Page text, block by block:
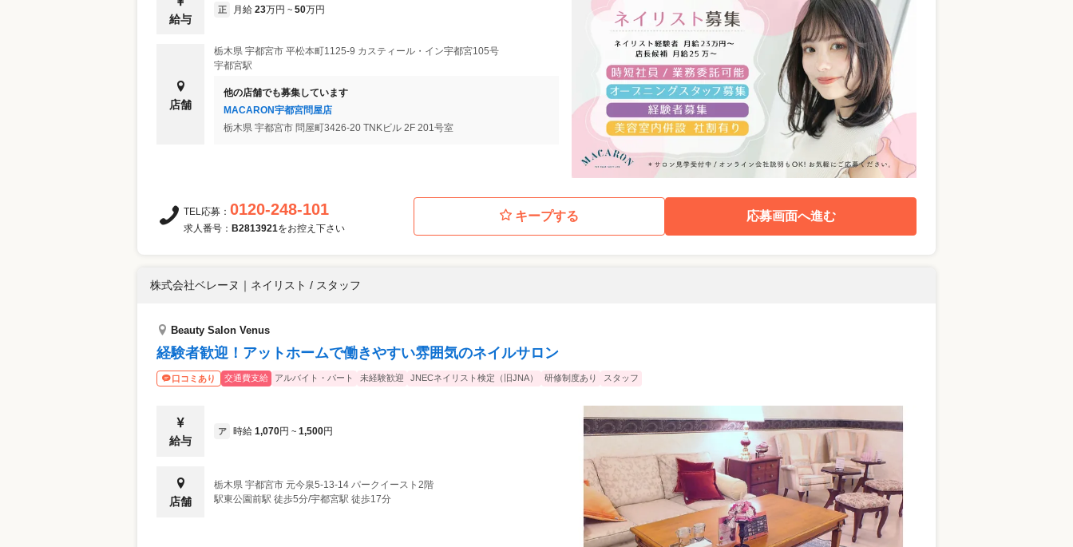
給与
正 月給 23万円 ~ 50万円
店舗
栃木県 宇都宮市 平松本町1125-9 カスティール・イン宇都宮105号
宇都宮駅
他の店舗でも募集しています
MACARON宇都宮問屋店
栃木県 宇都宮市 問屋町3426-20 TNKビル 2F 201号室
キープする 応募画面へ進む
TEL応募： 0120-248-101
求人番号： B2813921をお控え下さい
株式会社ベレーヌ ｜ ネイリスト / スタッフ
Beauty Salon Venus
経験者歓迎！アットホームで働きやすい雰囲気のネイルサロン
口コミあり 交通費支給 アルバイト・パート 未経験歓迎 JNECネイリスト検定（旧JNA） 研修制度あり スタッフ
給与
ア 時給 1,070円 ~ 1,500円
店舗
栃木県 宇都宮市 元今泉5-13-14 パークイースト2階
駅東公園前駅 徒歩5分/宇都宮駅 徒歩17分